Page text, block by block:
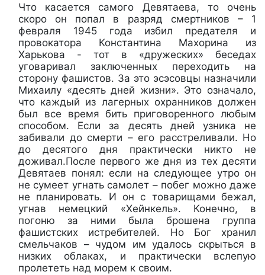
Что касается самого Девятаева, то очень
скоро он попал в разряд смертников – 1
февраля 1945 года избил предателя и
провокатора Константина Махорина из
Харькова - тот в «дружеских» беседах
уговаривал заключенных переходить на
сторону фашистов. За это эсэсовцы назначили
Михаилу «десять дней жизни». Это означало,
что каждый из лагерных охранников должен
был все время бить приговоренного любым
способом. Если за десять дней узника не
забивали до смерти – его расстреливали. Но
до десятого дня практически никто не
доживал.После первого же дня из тех десяти
Девятаев понял: если на следующее утро он
не сумеет угнать самолет – побег можно даже
не планировать. И он с товарищами бежал,
угнав немецкий «Хейнкель». Конечно, в
погоню за ними была брошена группа
фашистских истребителей. Но Бог хранил
смельчаков – чудом им удалось скрыться в
низких облаках, и практически вслепую
пролететь над морем к своим.